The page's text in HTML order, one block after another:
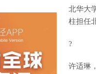
北华大
柱担任
?
许适琳